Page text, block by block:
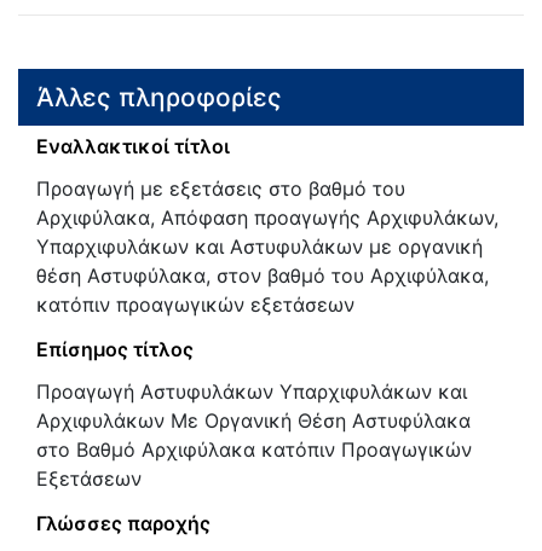
Άλλες πληροφορίες
Εναλλακτικοί τίτλοι
Προαγωγή με εξετάσεις στο βαθμό του
Αρχιφύλακα, Απόφαση προαγωγής Αρχιφυλάκων,
Υπαρχιφυλάκων και Αστυφυλάκων με οργανική
θέση Αστυφύλακα, στον βαθμό του Αρχιφύλακα,
κατόπιν προαγωγικών εξετάσεων
Επίσημος τίτλος
Προαγωγή Αστυφυλάκων Υπαρχιφυλάκων και
Αρχιφυλάκων Με Οργανική Θέση Αστυφύλακα
στο Βαθμό Αρχιφύλακα κατόπιν Προαγωγικών
Εξετάσεων
Γλώσσες παροχής